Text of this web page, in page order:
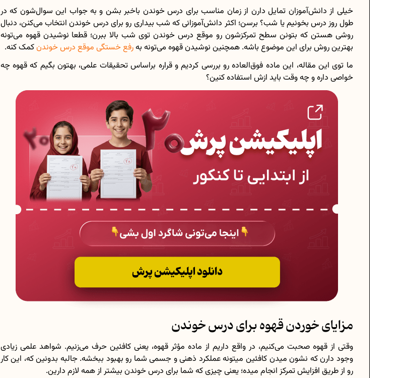
خیلی از دانش‌آموزان تمایل دارن از زمان مناسب برای درس خوندن باخبر بشن و به جواب این سوال‌شون که در
طول روز درس بخونیم یا شب؟ برسن؛ اکثر دانش‌آموزانی که شب بیداری رو برای درس خوندن انتخاب می‌کنن، دنبال
روشی هستن که بتونن سطح تمرکز‌شون رو موقع درس خوندن توی شب بالا ببرن؛ قطعا نوشیدن قهوه می‌تونه
بهترین روش برای این موضوع باشه. همچنین نوشیدن قهوه می‌تونه بهرفع خستگی موقع درس خوندنکمک کنه.
ما توی این مقاله، این ماده فوق‌العاده رو بررسی کردیم و قراره براساس تحقیقات علمی، بهتون بگیم که قهوه چه
خواصی داره و چه وقت باید ازش استفاده کنین؟
مزایای خوردن قهوه برای درس خوندن
وقتی از قهوه صحبت می‌کنیم، در واقع داریم از ماده مؤثر قهوه، یعنی کافئین حرف می‌زنیم. شواهد علمی زیادی
وجود دارن که نشون میدن کافئین میتونه عملکرد ذهنی و جسمی شما رو بهبود ببخشه. جالبه بدونین که، این کار
رو از طریق افزایش تمرکز انجام میده؛ یعنی چیزی که شما برای درس خوندن بیشتر از همه لازم دارین.